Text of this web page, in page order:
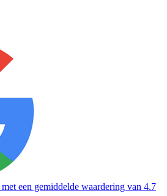
met een gemiddelde waardering van 4.7